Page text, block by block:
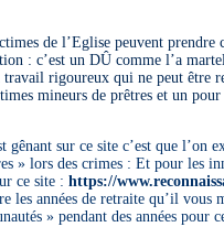
de l’Eglise peuvent
: c’est un DÛ comme l’a
travail rigoureux qui ne peut être
mineurs de prêtres et un
gênant sur ce site c’est que l’on
» lors des crimes : Et pour les
ce site : https://
les années de retraite qu’il vous
» pendant des années pour